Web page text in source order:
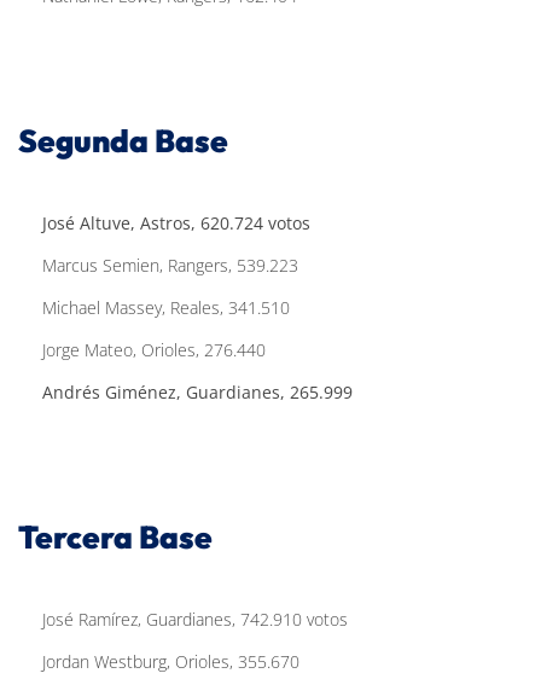
Segunda Base
José Altuve, Astros, 620.724 votos
Marcus Semien, Rangers, 539.223
Michael Massey, Reales, 341.510
Jorge Mateo, Orioles, 276.440
Andrés Giménez, Guardianes, 265.999
Tercera Base
José Ramírez, Guardianes, 742.910 votos
Jordan Westburg, Orioles, 355.670